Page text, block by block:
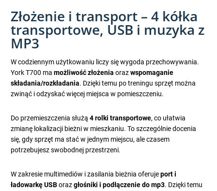
Złożenie i transport – 4 kółka
transportowe, USB i muzyka z
MP3
W codziennym użytkowaniu liczy się wygoda przechowywania.
York T700 mamożliwość złożenia orazwspomaganie
składania/rozkładania. Dzięki temu po treningu sprzęt można
zwinąć i odzyskać więcej miejsca w pomieszczeniu.
Do przemieszczenia służą4 rolki transportowe, co ułatwia
zmianę lokalizacji bieżni w mieszkaniu. To szczególnie docenia
się, gdy sprzęt ma stać w jednym miejscu, ale czasem
potrzebujesz swobodnej przestrzeni.
W zakresie multimediów i zasilania bieżnia oferujeport i
ładowarkę USBorazgłośniki i podłączenie do mp3. Dzięki temu